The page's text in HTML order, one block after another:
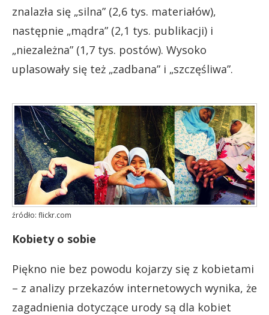
znalazła się „silna” (2,6 tys. materiałów),
następnie „mądra” (2,1 tys. publikacji) i
„niezależna” (1,7 tys. postów). Wysoko
uplasowały się też „zadbana” i „szczęśliwa”.
źródło: flickr.com
Kobiety o sobie
Piękno nie bez powodu kojarzy się z kobietami
– z analizy przekazów internetowych wynika, że
zagadnienia dotyczące urody są dla kobiet